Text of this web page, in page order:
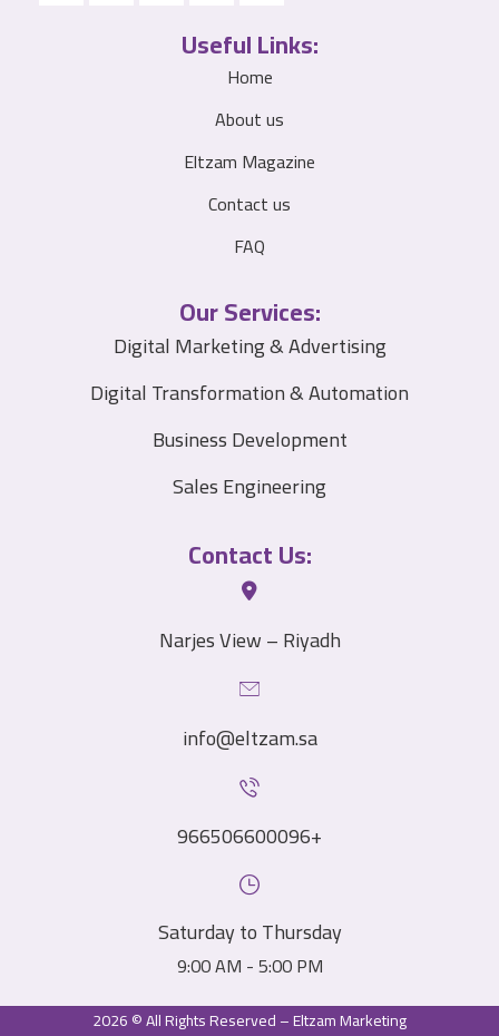
Useful Links:
Home
About us
Eltzam Magazine
Contact us
FAQ
Our Services:
Digital Marketing & Advertising
Digital Transformation & Automation
Business Development
Sales Engineering
Contact Us:
Narjes View – Riyadh
info@eltzam.sa
966506600096+
Saturday to Thursday
9:00 AM - 5:00 PM
2026 © All Rights Reserved – Eltzam Marketing